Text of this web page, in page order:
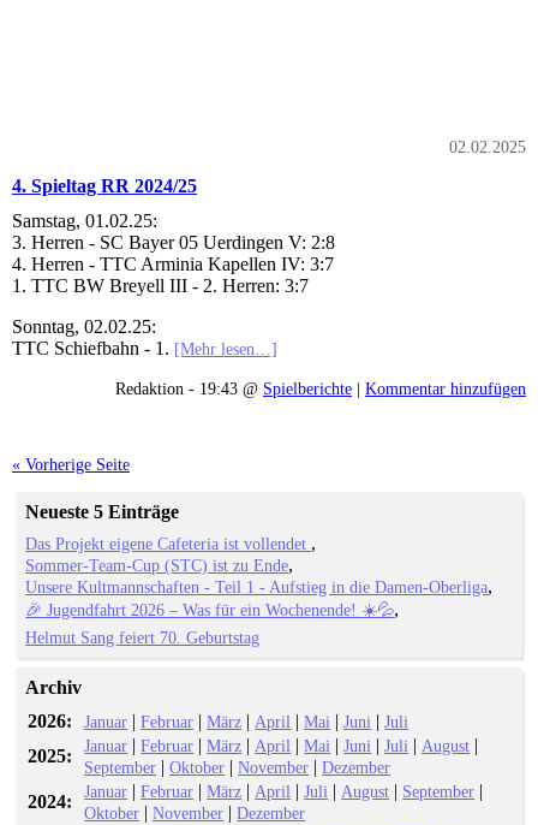
02.02.2025
4. Spieltag RR 2024/25
Samstag, 01.02.25:
3. Herren - SC Bayer 05 Uerdingen V: 2:8
4. Herren - TTC Arminia Kapellen IV: 3:7
1. TTC BW Breyell III - 2. Herren: 3:7
Sonntag, 02.02.25:
TTC Schiefbahn - 1. [Mehr lesen…]
Redaktion - 19:43 @ Spielberichte | Kommentar hinzufügen
« Vorherige Seite
Neueste 5 Einträge
Das Projekt eigene Cafeteria ist vollendet
Sommer-Team-Cup (STC) ist zu Ende
Unsere Kultmannschaften - Teil 1 - Aufstieg in die Damen-Oberliga
🎉 Jugendfahrt 2026 – Was für ein Wochenende! ☀️💦
Helmut Sang feiert 70. Geburtstag
Archiv
2026:
Januar |Februar |März | April |Mai |Juni |Juli
2025: Januar |Februar |März | April |Mai |Juni |Juli | August |
September |Oktober |November |Dezember
2024: Januar |Februar |März | April |Juli | August | September |
Oktober |November |Dezember